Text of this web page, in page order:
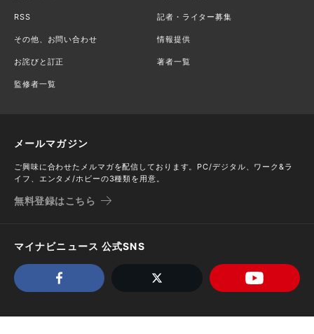
RSS 記者・ライター募集
その他、お問い合わせ 情報提供
お詫びと訂正 著者一覧
監修者一覧
メールマガジン
ご興味に合わせたメルマガを配信しております。PC/デジタル、ワーク&ラ
イフ、エンタメ/ホビーの3種類を用意。
無料登録はこちら
マイナビニュース 公式SNS